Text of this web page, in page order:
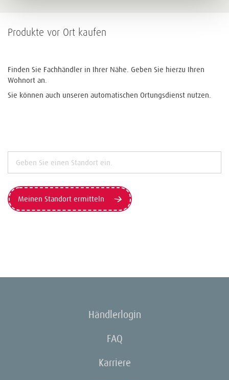
Produkte vor Ort kaufen
Finden Sie Fachhändler in Ihrer Nähe. Geben Sie hierzu Ihren
Wohnort an.
Sie können auch unseren automatischen Ortungsdienst nutzen.
Meinen Standort ermitteln
Händlerlogin
FAQ
Karriere